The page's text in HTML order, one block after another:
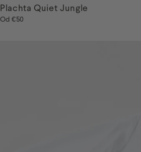
Plachta Quiet Jungle
Od €50